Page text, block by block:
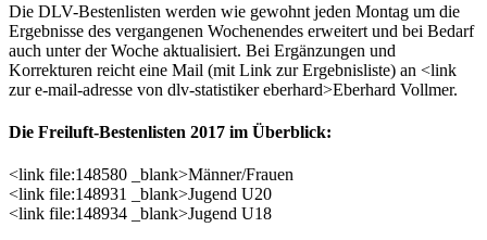
Die DLV-Bestenlisten werden wie gewohnt jeden Montag um die
Ergebnisse des vergangenen Wochenendes erweitert und bei Bedarf
auch unter der Woche aktualisiert. Bei Ergänzungen und
Korrekturen reicht eine Mail (mit Link zur Ergebnisliste) an <link
zur e-mail-adresse von dlv-statistiker eberhard>Eberhard Vollmer.
Die Freiluft-Bestenlisten 2017 im Überblick:
<link file:148580 _blank>Männer/Frauen
<link file:148931 _blank>Jugend U20
<link file:148934 _blank>Jugend U18